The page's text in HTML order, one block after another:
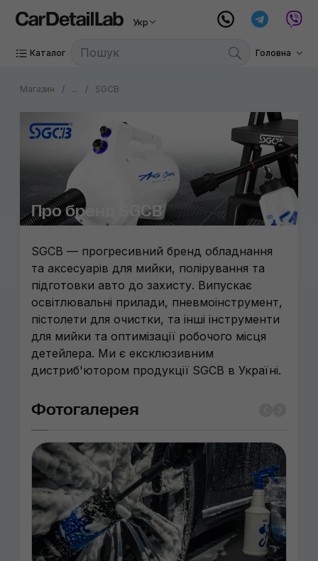
Укр
Каталог Головна
Магазин ... SGCB
Про бренд SGCB
SGCB — прогресивний бренд обладнання
та аксесуарів для мийки, полірування та
підготовки авто до захисту. Випускає
освітлювальні прилади, пневмоінструмент,
пістолети для очистки, та інші інструменти
для мийки та оптимізації робочого місця
детейлера. Ми є ексклюзивним
дистриб'ютором продукції SGCB в Україні.
Фотогалерея